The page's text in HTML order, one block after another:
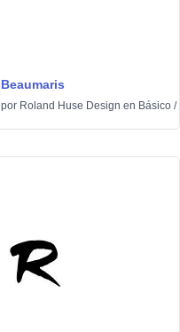
Beaumaris
por Roland Huse Design en Básico /